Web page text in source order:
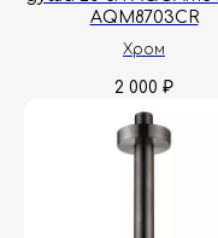
AQM8703CR
Хром
2 000 ₽